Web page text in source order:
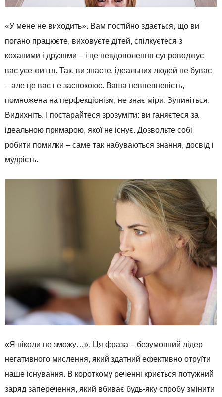
«У мене не виходить». Вам постійно здається, що ви
погано працюєте, виховуєте дітей, спілкуєтеся з
коханими і друзями – і це невдоволення супроводжує
вас усе життя. Так, ви знаєте, ідеальних людей не буває
– але це вас не заспокоює. Ваша невпевненість,
помножена на перфекціонізм, не знає міри. Зупиніться.
Видихніть. І постарайтеся зрозуміти: ви ганяєтеся за
ідеальною примарою, якої не існує. Дозвольте собі
робити помилки – саме так набуваються знання, досвід і
мудрість.
«Я ніколи не зможу…». Ця фраза – безумовний лідер
негативного мислення, який здатний ефективно отруїти
наше існування. В короткому реченні криється потужний
заряд заперечення, який вбиває будь-яку спробу змінити